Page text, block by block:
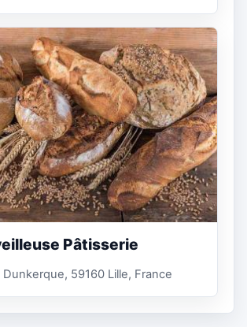
Pâtisserie
Dunkerque, 59160 Lille, France